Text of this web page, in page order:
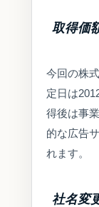
取得価
今回の株
定日は
得後は事
的な広告
れます。
社名変